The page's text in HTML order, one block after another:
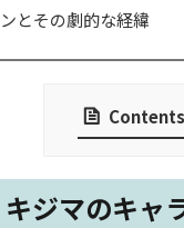
とその劇的な経緯
Contents
キジマのキャ